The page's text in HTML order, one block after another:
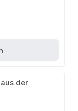
EN 442,- Geeignet
Wandhalterungen,